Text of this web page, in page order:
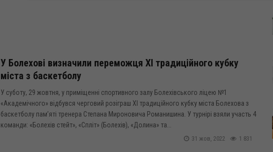
У Болехові визначили переможця ХІ традиційного кубку
міста з баскетболу
У суботу, 29 жовтня, у приміщенні спортивного залу Болехівського ліцею №1
«Академічного» відбувся черговий розіграш ХІ традиційного кубку міста Болехова з
баскетболу пам’яті тренера Степана Мироновича Романишина. У турнірі взяли участь 4
команди: «Болехів стейт», «Спліт» (Болехів), «Долина» та...
1 831
31 жов, 2022